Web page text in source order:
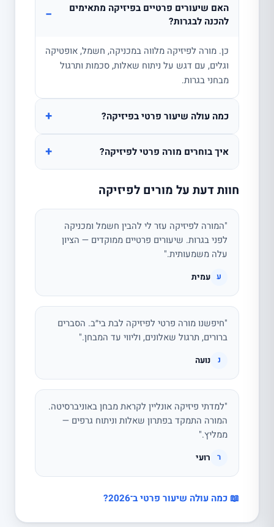
האם שיעורים פרטיים בפיזיקה מתאימים
להכנה לבגרות?
−
כן. מורה לפיזיקה מלווה במכניקה, חשמל, אופטיקה
וגלים, עם דגש על ניתוח שאלות, סכמות ותרגול
מבחני בגרות.
כמה עולה שיעור פרטי בפיזיקה? +
איך בוחרים מורה פרטי לפיזיקה? +
חוות דעת על מורים לפיזיקה
"המורה לפיזיקה עזר לי להבין חשמל ומכניקה
לפני בגרות. שיעורים פרטיים ממוקדים — הציון
עלה משמעותית."
ע עמית
"חיפשנו מורה פרטי לפיזיקה לבת בי״ב. הסברים
ברורים, תרגול שאלונים, וליווי עד המבחן."
נ נועה
"למדתי פיזיקה אונליין לקראת מבחן באוניברסיטה.
המורה התמקד בפתרון שאלות וניתוח גרפים —
ממליץ."
ר רועי
📖 כמה עולה שיעור פרטי ב־2026?